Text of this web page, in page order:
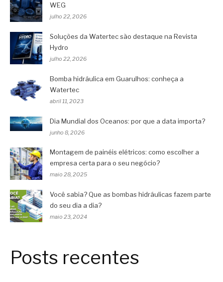
WEG
julho 22, 2026
Soluções da Watertec são destaque na Revista
Hydro
julho 22, 2026
Bomba hidráulica em Guarulhos: conheça a
Watertec
abril 11, 2023
Dia Mundial dos Oceanos: por que a data importa?
junho 8, 2026
Montagem de painéis elétricos: como escolher a
empresa certa para o seu negócio?
maio 28, 2025
Você sabia? Que as bombas hidráulicas fazem parte
do seu dia a dia?
maio 23, 2024
Posts recentes